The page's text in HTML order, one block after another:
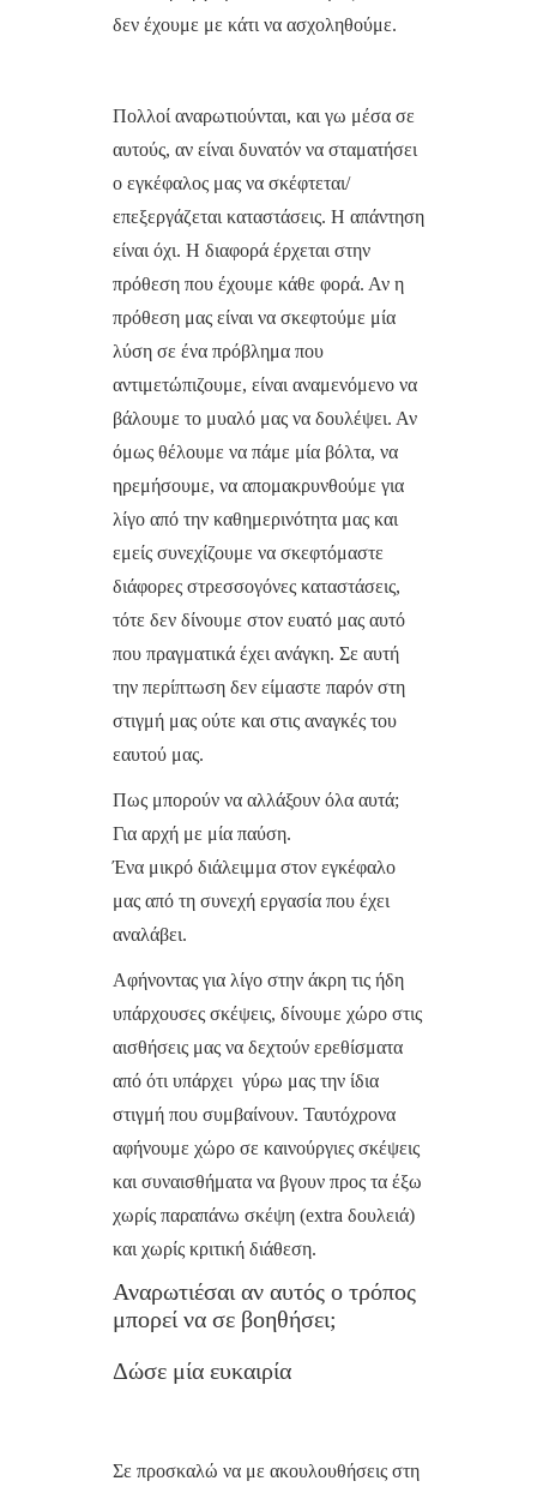
δεν έχουμε με κάτι να ασχοληθούμε.
Πολλοί αναρωτιούνται, και γω μέσα σε
αυτούς, αν είναι δυνατόν να σταματήσει
ο εγκέφαλος μας να σκέφτεται/
επεξεργάζεται καταστάσεις. Η απάντηση
είναι όχι. Η διαφορά έρχεται στην
πρόθεση που έχουμε κάθε φορά. Αν η
πρόθεση μας είναι να σκεφτούμε μία
λύση σε ένα πρόβλημα που
αντιμετώπιζουμε, είναι αναμενόμενο να
βάλουμε το μυαλό μας να δουλέψει. Αν
όμως θέλουμε να πάμε μία βόλτα, να
ηρεμήσουμε, να απομακρυνθούμε για
λίγο από την καθημερινότητα μας και
εμείς συνεχίζουμε να σκεφτόμαστε
διάφορες στρεσσογόνες καταστάσεις,
τότε δεν δίνουμε στον ευατό μας αυτό
που πραγματικά έχει ανάγκη. Σε αυτή
την περίπτωση δεν είμαστε παρόν στη
στιγμή μας ούτε και στις αναγκές του
εαυτού μας.
Πως μπορούν να αλλάξουν όλα αυτά;
Για αρχή με μία παύση.
Ένα μικρό διάλειμμα στον εγκέφαλο
μας από τη συνεχή εργασία που έχει
αναλάβει.
Αφήνοντας για λίγο στην άκρη τις ήδη
υπάρχουσες σκέψεις, δίνουμε χώρο στις
αισθήσεις μας να δεχτούν ερεθίσματα
από ότι υπάρχει γύρω μας την ίδια
στιγμή που συμβαίνουν. Ταυτόχρονα
αφήνουμε χώρο σε καινούργιες σκέψεις
και συναισθήματα να βγουν προς τα έξω
χωρίς παραπάνω σκέψη (extra δουλειά)
και χωρίς κριτική διάθεση.
Αναρωτιέσαι αν αυτός ο τρόπος
μπορεί να σε βοηθήσει;
Δώσε μία ευκαιρία
Σε προσκαλώ να με ακουλουθήσεις στη